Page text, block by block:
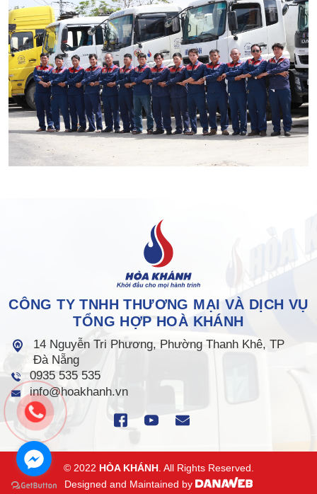
CÔNG TY TNHH THƯƠNG MẠI VÀ DỊCH VỤ
TỔNG HỢP HOÀ KHÁNH
14 Nguyễn Tri Phương, Phường Thanh Khê, TP
Đà Nẵng
0935 535 535
info@hoakhanh.vn
© 2022 HÒA KHÁNH. All Rights Reserved.
Designed and Maintained by